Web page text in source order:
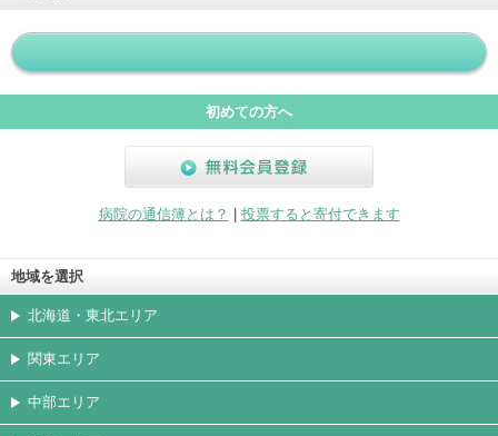
初めての方へ
病院の通信簿とは？
投票すると寄付できます
地域を選択
北海道・東北エリア
関東エリア
中部エリア